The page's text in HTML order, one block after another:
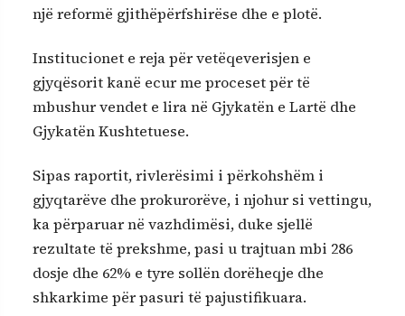
një reformë gjithëpërfshirëse dhe e plotë.
Institucionet e reja për vetëqeverisjen e
gjyqësorit kanë ecur me proceset për të
mbushur vendet e lira në Gjykatën e Lartë dhe
Gjykatën Kushtetuese.
Sipas raportit, rivlerësimi i përkohshëm i
gjyqtarëve dhe prokurorëve, i njohur si vettingu,
ka përparuar në vazhdimësi, duke sjellë
rezultate të prekshme, pasi u trajtuan mbi 286
dosje dhe 62% e tyre sollën dorëheqje dhe
shkarkime për pasuri të pajustifikuara.